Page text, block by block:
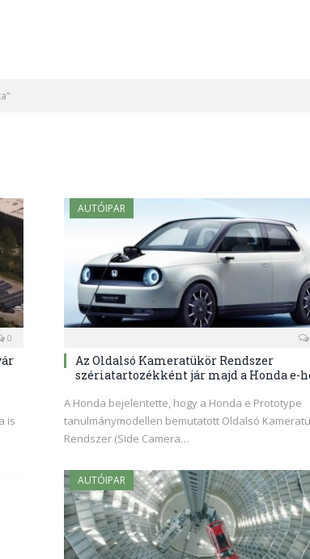
0
is
AUTÓIPAR
Az Oldalsó Kameratükör Rendszer
szériatartozékként jár majd a Honda e-
A Honda bejelentette, hogy a Honda e Prototype
tanulmánymodellen bemutatott Oldalsó
Rendszer (Side Camera…
AUTÓIPAR